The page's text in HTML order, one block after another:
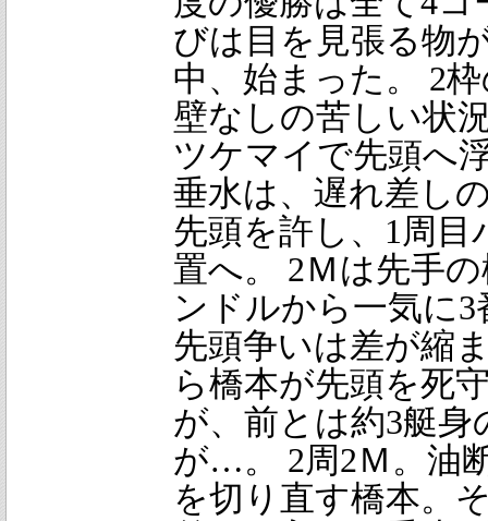
びは目を見張る物
中、始まった。 2
壁なしの苦しい状
ツケマイで先頭へ
垂水は、遅れ差し
先頭を許し、1周
置へ。 2Ｍは先手
ンドルから一気に
先頭争いは差が縮
ら橋本が先頭を死
が、前とは約3艇
が…。 2周2Ｍ。油
を切り直す橋本。